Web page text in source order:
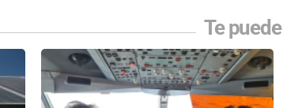
Te puede